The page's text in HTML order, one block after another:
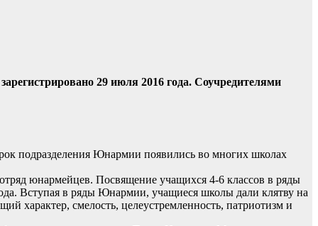
29 июля 2016 года. Соучредителями
подразделения Юнармии появились во многих школах
юнармейцев. Посвящение учащихся 4-6 классов в ряды
Вступая в ряды Юнармии, учащиеся школы дали клятву на
характер, смелость, целеустремленность, патриотизм и